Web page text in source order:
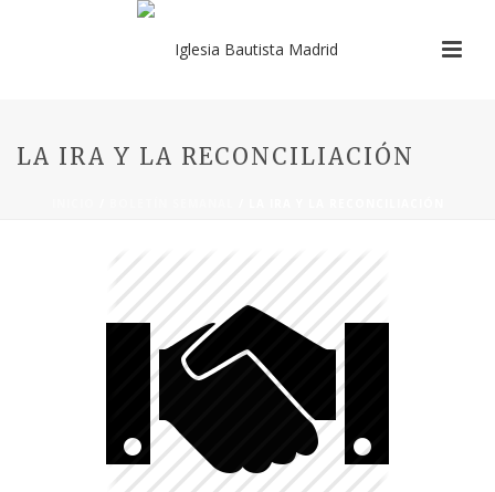
LA IRA Y LA RECONCILIACIÓN